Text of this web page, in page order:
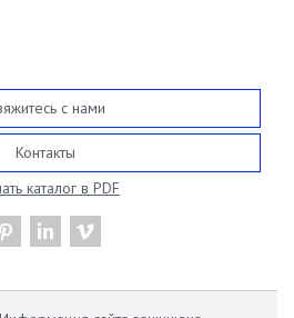
с нами
Контакты
каталог в PDF